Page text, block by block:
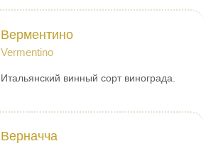
Верментино
Vermentino
Итальянский винный сорт винограда.
Верначча